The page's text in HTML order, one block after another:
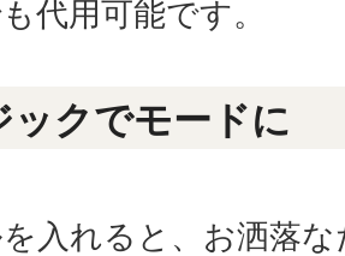
代用可能です。
ックでモードに
入れると、お洒落